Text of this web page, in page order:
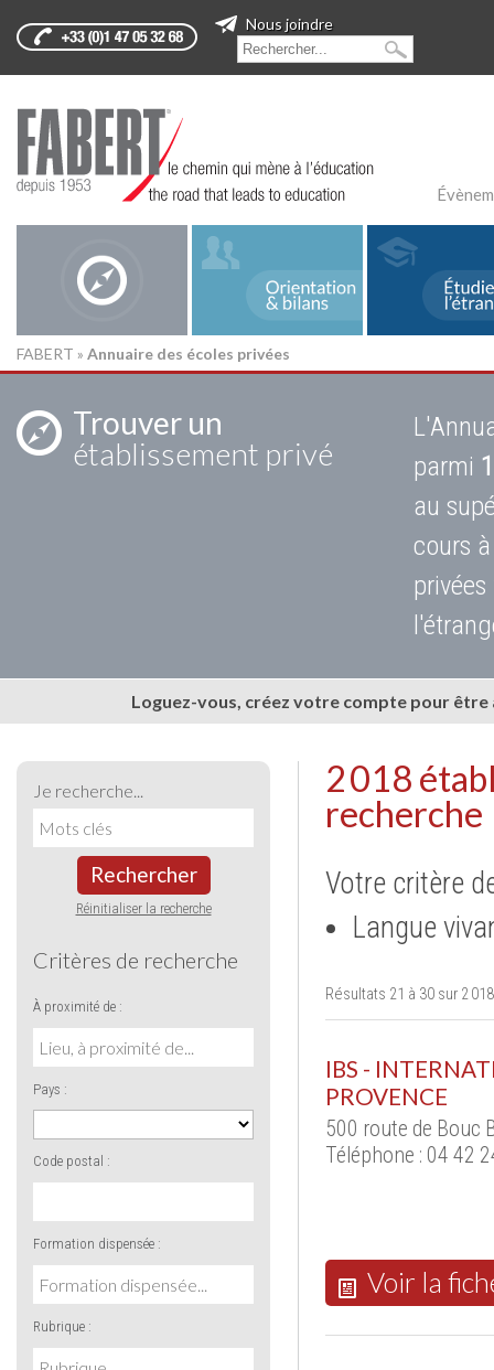
Nous joindre
FABERT » Annuaire des écoles privées
Trouver un
établissement privé
parmi
au
cours
Loguez-vous, créez votre compte pour
Je recherche...
Rechercher
Réinitialiser la recherche
Critères de recherche
À proximité de :
Pays :
Code postal :
Formation dispensée :
Rubrique :
2 018
recherche
Votre critère
Langue
Résultats 21 à 30 sur 2 018
IBS -
PROVENCE
500 route de Bouc
Téléphone : 04 42
Voir la